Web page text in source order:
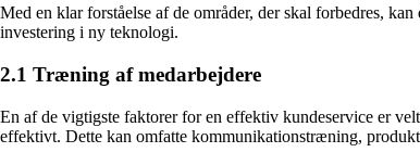
Med en klar forståelse af de områder, der skal forbedres,
investering i ny teknologi.
2.1 Træning af medarbejdere
En af de vigtigste faktorer for en effektiv kundeservice er
effektivt. Dette kan omfatte kommunikationstræning,